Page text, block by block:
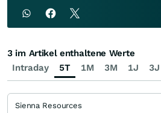
Intraday 5T 1M 3M 1J 3J
3 im Artikel enthaltene Werte
Sienna Resources